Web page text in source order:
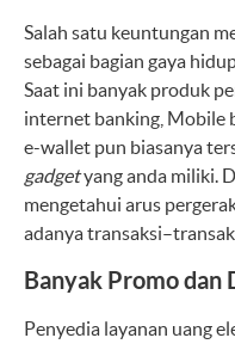
Salah satu keuntungan
sebagai bagian gaya
Saat ini banyak produk
internet banking, Mobile
e-wallet pun biasanya
gadgetyang anda miliki.
mengetahui arus
adanya
Banyak Promo dan
Penyedia layanan uang